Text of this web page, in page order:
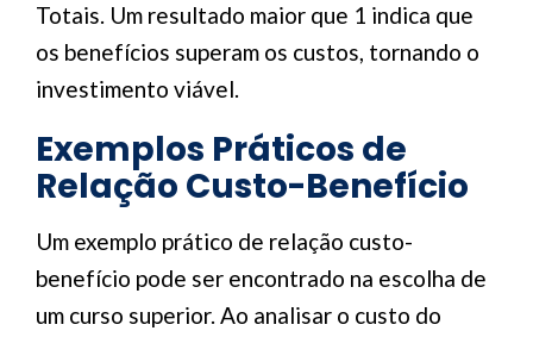
Totais. Um resultado maior que 1 indica que
os benefícios superam os custos, tornando o
investimento viável.
Exemplos Práticos de
Relação Custo-Benefício
Um exemplo prático de relação custo-
benefício pode ser encontrado na escolha de
um curso superior. Ao analisar o custo do